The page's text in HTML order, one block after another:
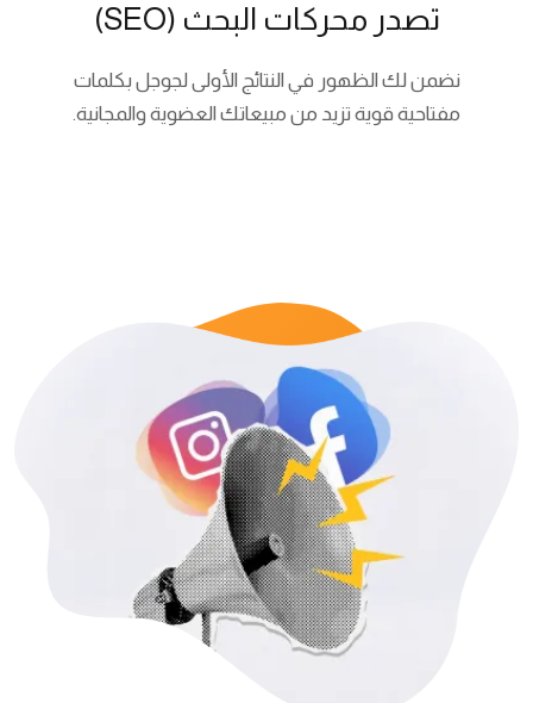
تصدر محركات البحث (SEO)
نضمن لك الظهور في النتائج الأولى لجوجل بكلمات
مفتاحية قوية تزيد من مبيعاتك العضوية والمجانية.